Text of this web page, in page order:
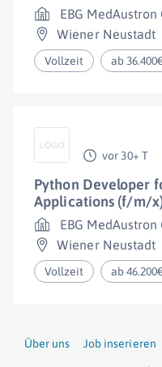
EBG MedAustron
Wiener Neustadt
Vollzeit ab
vor 30+ T
Python Developer
Applications (f/m/
EBG MedAustron
Wiener Neustadt
Vollzeit ab
Über uns Job inserieren